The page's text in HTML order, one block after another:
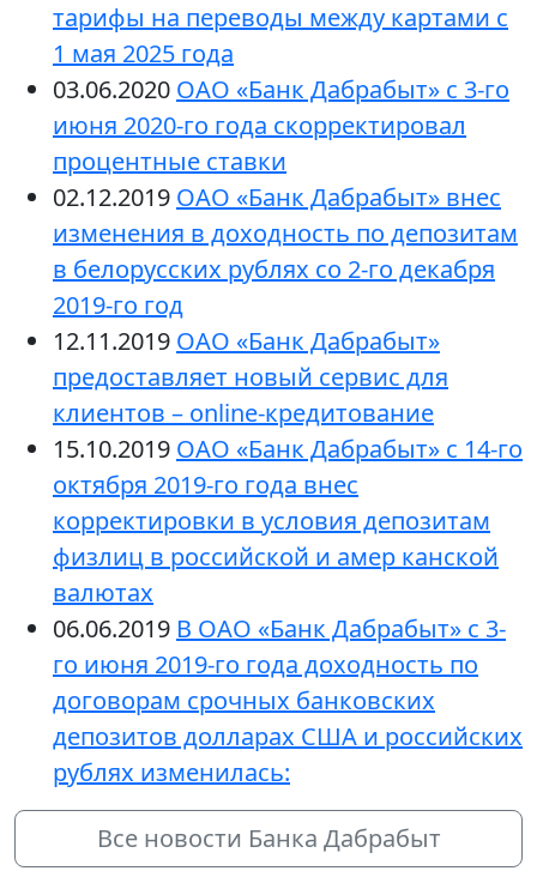
тарифы на переводы между картами с
1 мая 2025 года
03.06.2020 ОАО «Банк Дабрабыт» с 3-го
июня 2020-го года скорректировал
процентные ставки
02.12.2019 ОАО «Банк Дабрабыт» внес
изменения в доходность по депозитам
в белорусских рублях со 2-го декабря
2019-го год
12.11.2019 ОАО «Банк Дабрабыт»
предоставляет новый сервис для
клиентов – online-кредитование
15.10.2019 ОАО «Банк Дабрабыт» с 14-го
октября 2019-го года внес
корректировки в условия депозитам
физлиц в российской и амер канской
валютах
06.06.2019 В ОАО «Банк Дабрабыт» с 3-
го июня 2019-го года доходность по
договорам срочных банковских
депозитов долларах США и российских
рублях изменилась:
Все новости Банка Дабрабыт